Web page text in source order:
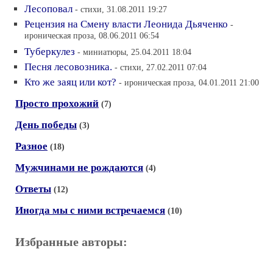
Лесоповал - стихи, 31.08.2011 19:27
Рецензия на Смену власти Леонида Дьяченко -
ироническая проза, 08.06.2011 06:54
Туберкулез - миниатюры, 25.04.2011 18:04
Песня лесовозника. - стихи, 27.02.2011 07:04
Кто же заяц или кот? - ироническая проза, 04.01.2011 21:00
Просто прохожий (7)
День победы (3)
Разное (18)
Мужчинами не рождаются (4)
Ответы (12)
Иногда мы с ними встречаемся (10)
Избранные авторы: